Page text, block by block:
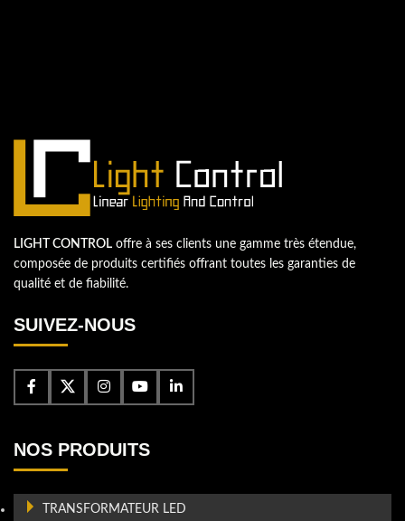
LIGHT CONTROL offre à ses clients une gamme très étendue,
composée de produits certifiés offrant toutes les garanties de
qualité et de fiabilité.
SUIVEZ-NOUS
NOS PRODUITS
TRANSFORMATEUR LED